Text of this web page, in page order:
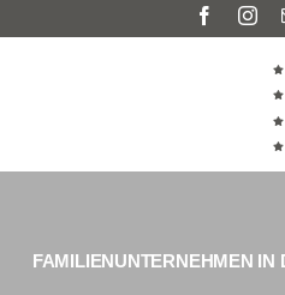
FAMILIENUNTERNEHMEN IN